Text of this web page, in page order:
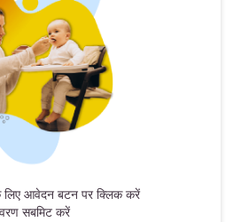
लिए आवेदन बटन पर क्लिक करें
सबमिट करें